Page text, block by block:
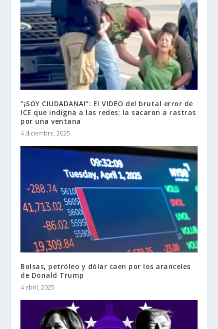
“¡SOY CIUDADANA!”: El VIDEO del brutal error de
ICE que indigna a las redes; la sacaron a rastras
por una ventana
4 diciembre, 2025
Bolsas, petróleo y dólar caen por los aranceles
de Donald Trump
4 abril, 2025